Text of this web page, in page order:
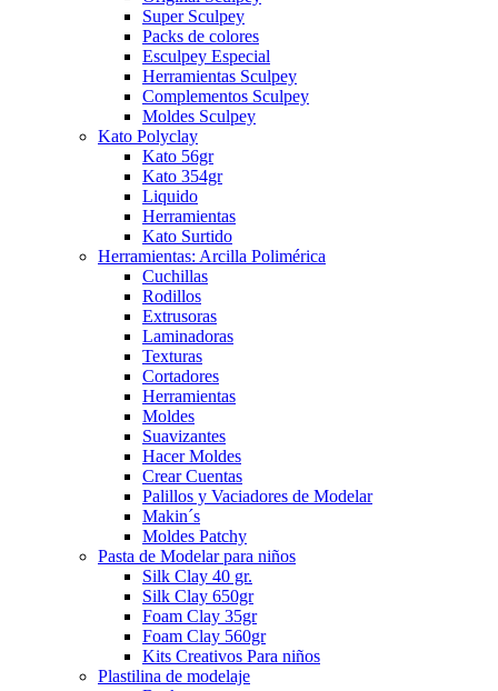
Super Sculpey
Packs de colores
Esculpey Especial
Herramientas Sculpey
Complementos Sculpey
Moldes Sculpey
Kato Polyclay
Kato 56gr
Kato 354gr
Liquido
Herramientas
Kato Surtido
Herramientas: Arcilla Polimérica
Cuchillas
Rodillos
Extrusoras
Laminadoras
Texturas
Cortadores
Herramientas
Moldes
Suavizantes
Hacer Moldes
Crear Cuentas
Palillos y Vaciadores de Modelar
Makin´s
Moldes Patchy
Pasta de Modelar para niños
Silk Clay 40 gr.
Silk Clay 650gr
Foam Clay 35gr
Foam Clay 560gr
Kits Creativos Para niños
Plastilina de modelaje